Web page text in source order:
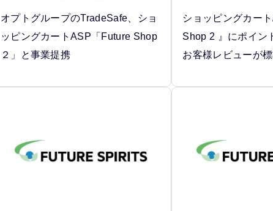
オプトグループのTradeSafe、ショ
ッピングカートASP「Future Shop
２」と事業提携
ショッピングカー
Shop 2 』にポイン
お客様レビューが標